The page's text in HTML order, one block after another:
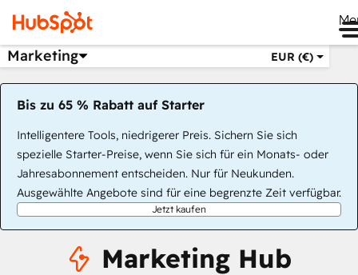
Marketing EUR (€)
Bis zu 65 % Rabatt auf Starter
Intelligentere Tools, niedrigerer Preis. Sichern Sie sich
spezielle Starter-Preise, wenn Sie sich für ein Monats- oder
Jahresabonnement entscheiden. Nur für Neukunden.
Ausgewählte Angebote sind für eine begrenzte Zeit verfügbar.
Jetzt kaufen
Marketing Hub